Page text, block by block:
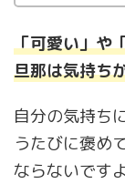
「可愛い」や
旦那は気持ち
自分の気持ち
うたびに褒め
ならないですよ